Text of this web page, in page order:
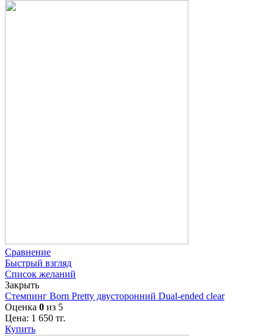
Сравнение
Быстрый взгляд
Список желаний
Закрыть
Стемпинг Born Pretty двусторонний Dual-ended clear
Оценка 0 из 5
Цена: 1 650 тг.
Купить